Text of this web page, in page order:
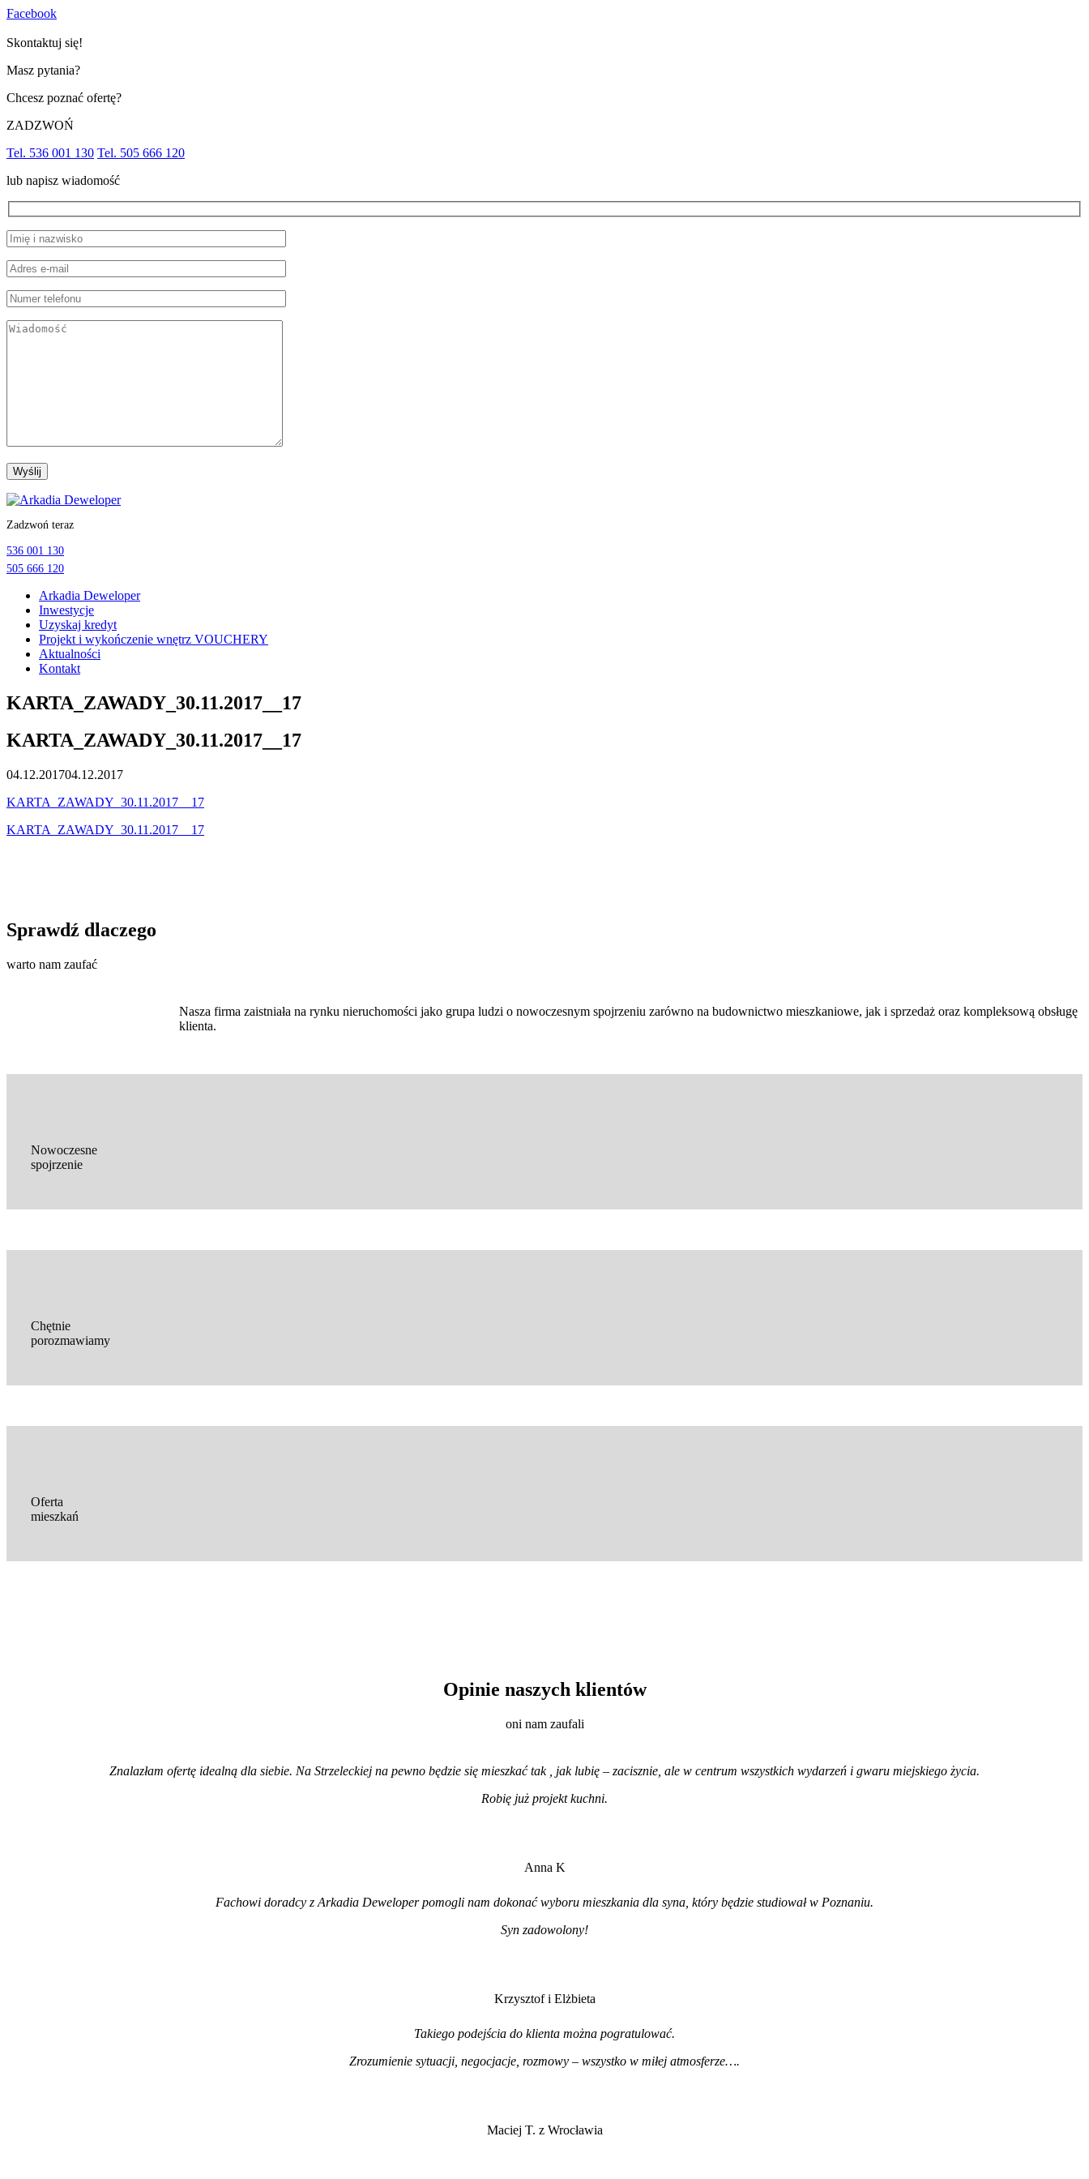
Facebook
Skontaktuj się!
Masz pytania?
Chcesz poznać ofertę?
ZADZWOŃ
Tel. 536 001 130 Tel. 505 666 120
lub napisz wiadomość
Przejdź
treści
Zadzwoń teraz
536 001 130
505 666 120
Arkadia Deweloper
Inwestycje
Uzyskaj kredyt
Projekt i wykończenie wnętrz VOUCHERY
Aktualności
Kontakt
KARTA_ZAWADY_30.11.2017__17
KARTA_ZAWADY_30.11.2017__17
04.12.201704.12.2017
KARTA_ZAWADY_30.11.2017__17
KARTA_ZAWADY_30.11.2017__17
Sprawdź dlaczego
warto nam zaufać
Nasza firma zaistniała na rynku nieruchomości jako grupa ludzi o nowoczesnym spojrzeniu zarówno na budownictwo mieszkaniowe, jak i sprzedaż oraz kompleksową obsługę
klienta.
Nowoczesne
spojrzenie
Chętnie
porozmawiamy
Oferta
mieszkań
Opinie naszych klientów
oni nam zaufali
Znalazłam ofertę idealną dla siebie. Na Strzeleckiej na pewno będzie się mieszkać tak , jak lubię – zacisznie, ale w centrum wszystkich wydarzeń i gwaru miejskiego życia.
Robię już projekt kuchni.
Anna K
Fachowi doradcy z Arkadia Deweloper pomogli nam dokonać wyboru mieszkania dla syna, który będzie studiował w Poznaniu.
Syn zadowolony!
Krzysztof i Elżbieta
Takiego podejścia do klienta można pogratulować.
Zrozumienie sytuacji, negocjacje, rozmowy – wszystko w miłej atmosferze….
Maciej T. z Wrocławia